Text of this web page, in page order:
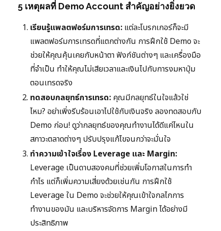
5 เหตุผลที่ Demo Account สำคัญอย่างยิ่งยวด
เรียนรู้แพลตฟอร์มการเทรด: แต่ละโบรกเกอร์ก็จะมี
แพลตฟอร์มการเทรดที่แตกต่างกัน การฝึกใช้ Demo จะ
ช่วยให้คุณคุ้นเคยกับหน้าตา ฟังก์ชันต่างๆ และเครื่องมือ
ที่จำเป็น ทำให้คุณไม่เสียเวลาและเงินไปกับการงมหาปุ่ม
ตอนเทรดจริง
ทดสอบกลยุทธ์การเทรด: คุณมีกลยุทธ์ในใจแล้วใช่
ไหม? อย่าเพิ่งรีบร้อนเอาไปใช้กับเงินจริง ลองทดสอบกับ
Demo ก่อน! ดูว่ากลยุทธ์ของคุณทำงานได้ดีแค่ไหนใน
สภาวะตลาดต่างๆ ปรับปรุงแก้ไขจนกว่าจะมั่นใจ
ทำความเข้าใจเรื่อง Leverage และ Margin:
Leverage เป็นดาบสองคมที่ช่วยเพิ่มโอกาสในการทำ
กำไร แต่ก็เพิ่มความเสี่ยงด้วยเช่นกัน การฝึกใช้
Leverage ใน Demo จะช่วยให้คุณเข้าใจกลไกการ
ทำงานของมัน และบริหารจัดการ Margin ได้อย่างมี
ประสิทธิภาพ